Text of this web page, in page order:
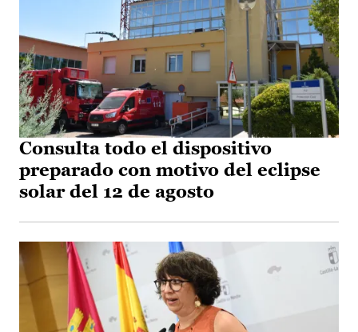
Consulta todo el dispositivo
preparado con motivo del eclipse
solar del 12 de agosto